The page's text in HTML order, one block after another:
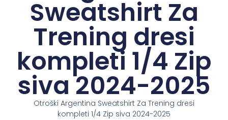
Sweatshirt Za
Trening dresi
kompleti 1/4 Zip
siva 2024-2025
Otroški Argentina Sweatshirt Za Trening dresi
kompleti 1/4 Zip siva 2024-2025